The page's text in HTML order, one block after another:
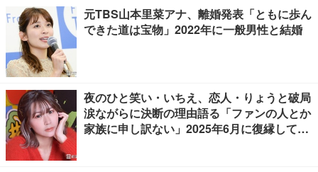
元TBS山本里菜アナ、離婚発表「ともに歩ん
できた道は宝物」2022年に一般男性と結婚
夜のひと笑い・いちえ、恋人・りょうと破局
涙ながらに決断の理由語る「ファンの人とか
家族に申し訳ない」2025年6月に復縁してい